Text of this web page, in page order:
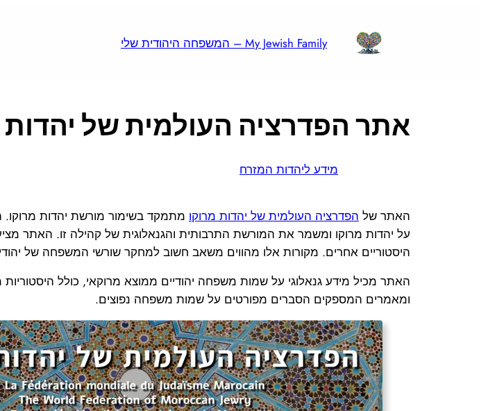
My Jewish Family – המשפחה היהודית שלי
אתר הפדרציה העולמית של יהדות
מידע ליהדות המזרח
האתר של הפדרציה העולמית של יהדות מרוקו מתמקד בשימור מורשת יהדות מרוקו.
על יהדות מרוקו ומשמר את המורשת התרבותית והגנאלוגית של קהילה זו. האתר
היסטוריים אחרים. מקורות אלו מהווים משאב חשוב למחקר שורשי המשפחה של
האתר מכיל מידע גנאלוגי על שמות משפחה יהודיים ממוצא מרוקאי, כולל
ומאמרים המספקים הסברים מפורטים על שמות משפחה נפוצים.